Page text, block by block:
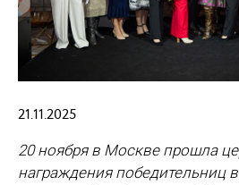
21.11.2025
20 ноября в Москве прошла
награждения победительниц